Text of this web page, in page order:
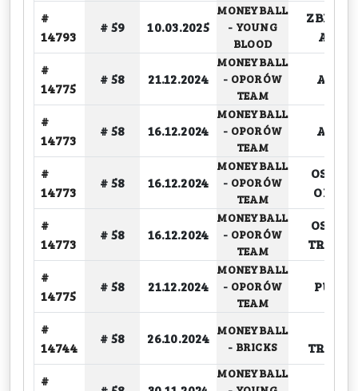
#
14793
# 59 10.03.2025
MONEYBALL
- YOUNG
BLOOD
#
14775
# 58 21.12.2024
MONEYBALL
- OPORÓW
TEAM
#
14773
# 58 16.12.2024
MONEYBALL
- OPORÓW
TEAM
#
14773
# 58 16.12.2024
MONEYBALL
- OPORÓW
TEAM
#
14773
# 58 16.12.2024
MONEYBALL
- OPORÓW
TEAM
#
14775
# 58 21.12.2024
MONEYBALL
- OPORÓW
TEAM
#
14744
# 58 26.10.2024 MONEYBALL
- BRICKS
#
MONEYBALL